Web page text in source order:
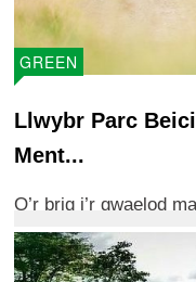
GREEN
Llwybr Parc
Ment...
O’r brig i’r gwaelod
throi.